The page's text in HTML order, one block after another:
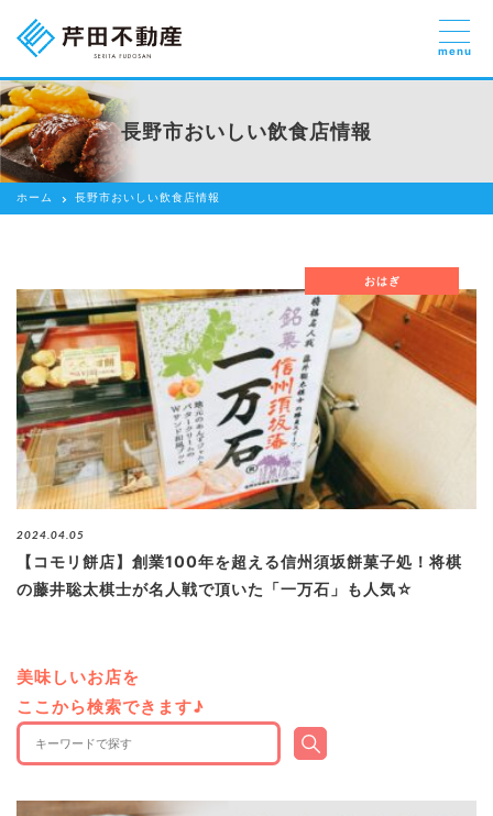
売りたい
貸したい方
依頼する
借りたい
買いたい
賃貸管理のご提案
芹田不動産の強み
スタッフ紹介
会社紹介
ブログ
お部屋探し専用LINEはこちら
menu
長野市おいしい飲食店情報
ホーム 長野市おいしい飲食店情報
おはぎ
2024.04.05
【コモリ餅店】創業100年を超える信州須坂餅菓子処！将棋
の藤井聡太棋士が名人戦で頂いた「一万石」も人気☆
美味しいお店を
ここから検索できます♪